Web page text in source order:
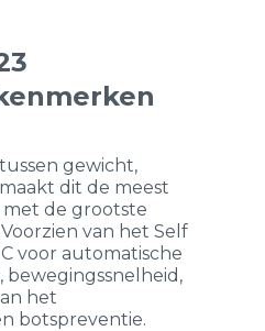
gewicht,
dit de meest
de grootste
van het Self
voor automatische
bewegingssnelheid,
het
botspreventie.